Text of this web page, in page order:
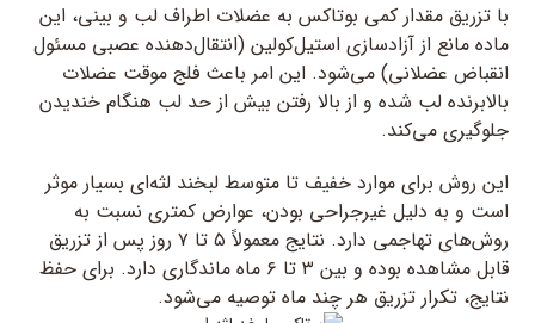
با تزریق مقدار کمی بوتاکس به عضلات اطراف لب و بینی، این
ماده مانع از آزادسازی استیل‌کولین (انتقال‌دهنده عصبی مسئول
انقباض عضلانی) می‌شود. این امر باعث فلج موقت عضلات
بالابرنده لب شده و از بالا رفتن بیش از حد لب هنگام خندیدن
جلوگیری می‌کند.
این روش برای موارد خفیف تا متوسط لبخند لثه‌ای بسیار موثر
است و به دلیل غیرجراحی بودن، عوارض کمتری نسبت به
روش‌های تهاجمی دارد. نتایج معمولاً ۵ تا ۷ روز پس از تزریق
قابل مشاهده بوده و بین ۳ تا ۶ ماه ماندگاری دارد. برای حفظ
نتایج، تکرار تزریق هر چند ماه توصیه می‌شود.